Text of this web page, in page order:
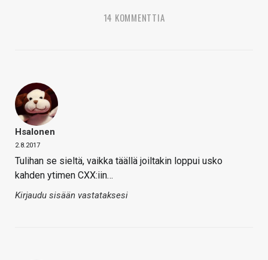
14 KOMMENTTIA
Hsalonen
2.8.2017
Tulihan se sieltä, vaikka täällä joiltakin loppui usko
kahden ytimen CXX:iin…
Kirjaudu sisään vastataksesi